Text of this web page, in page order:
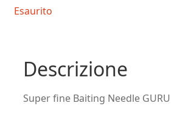
Esaurito
Descrizione
Super fine Baiting Needle GURU